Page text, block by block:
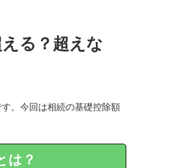
る？超えな
。今回は相続の基礎控除額
は？